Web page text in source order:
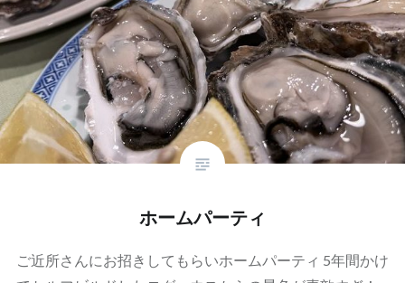
ホームパーティ
ご近所さんにお招きしてもらいホームパーティ 5年間かけ